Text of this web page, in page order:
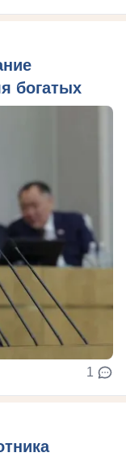
богатых
1